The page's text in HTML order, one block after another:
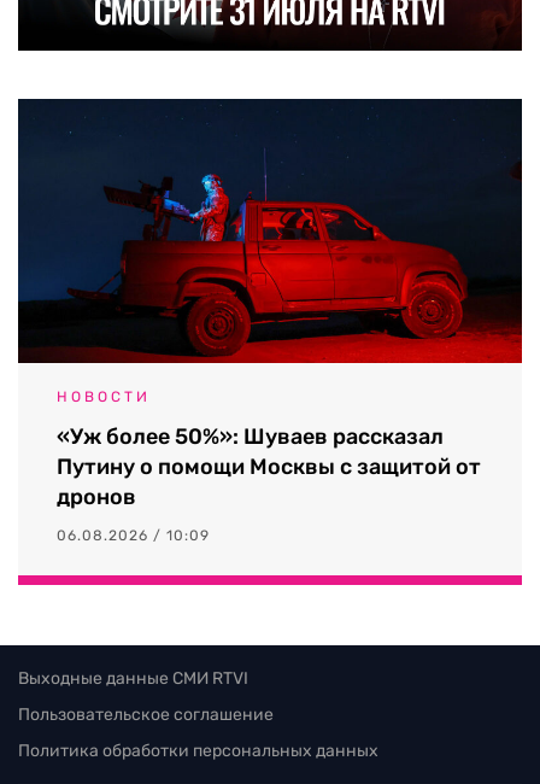
НОВОСТИ
«Уж более 50%»: Шуваев рассказал
Путину о помощи Москвы с защитой от
дронов
06.08.2026 / 10:09
Выходные данные СМИ RTVI
Пользовательское соглашение
Политика обработки персональных данных